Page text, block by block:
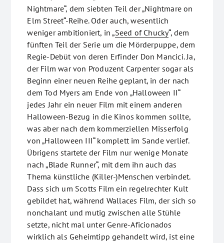
Nightmare“, dem siebten Teil der „Nightmare on
Elm Street“-Reihe. Oder auch, wesentlich
weniger ambitioniert, in „Seed of Chucky“, dem
fünften Teil der Serie um die Mörderpuppe, dem
Regie-Debüt von deren Erfinder Don Mancici. Ja,
der Film war von Produzent Carpenter sogar als
Beginn einer neuen Reihe geplant, in der nach
dem Tod Myers am Ende von „Halloween II“
jedes Jahr ein neuer Film mit einem anderen
Halloween-Bezug in die Kinos kommen sollte,
was aber nach dem kommerziellen Misserfolg
von „Halloween III“ komplett im Sande verlief.
Übrigens startete der Film nur wenige Monate
nach „Blade Runner“, mit dem ihn auch das
Thema künstliche (Killer-)Menschen verbindet.
Dass sich um Scotts Film ein regelrechter Kult
gebildet hat, während Wallaces Film, der sich so
nonchalant und mutig zwischen alle Stühle
setzte, nicht mal unter Genre-Aficionados
wirklich als Geheimtipp gehandelt wird, ist eine